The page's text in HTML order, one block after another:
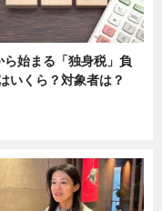
ら始まる「独身税」負
いくら？対象者は？